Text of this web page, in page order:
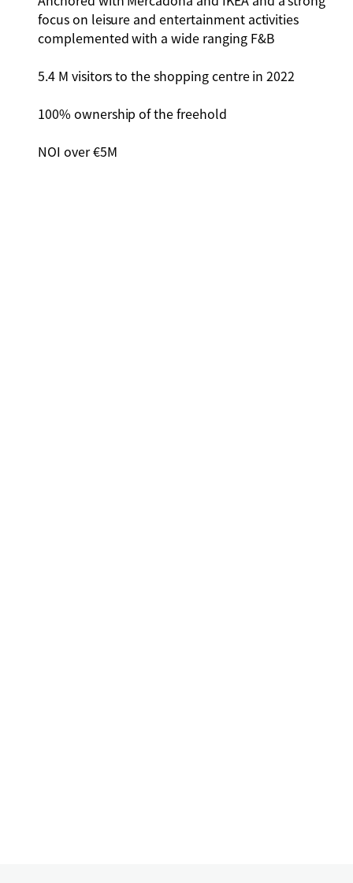
focus on leisure and entertainment activities
complemented with a wide ranging F&B
5.4 M visitors to the shopping centre in 2022
100% ownership of the freehold
NOI over €5M